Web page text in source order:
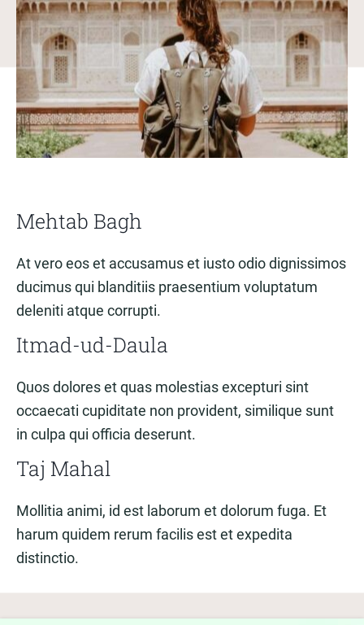
Mehtab Bagh
At vero eos et accusamus et iusto odio dignissimos
ducimus qui blanditiis praesentium voluptatum
deleniti atque corrupti.
Itmad-ud-Daula
Quos dolores et quas molestias excepturi sint
occaecati cupiditate non provident, similique sunt
in culpa qui officia deserunt.
Taj Mahal
Mollitia animi, id est laborum et dolorum fuga. Et
harum quidem rerum facilis est et expedita
distinctio.